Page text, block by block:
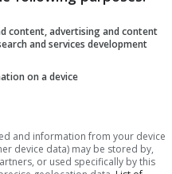
il
content, advertising and content
and services development
on a device
and information from your device
device data) may be stored by,
or used specifically by this